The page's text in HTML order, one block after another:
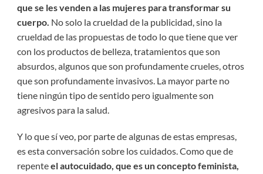
que se les venden a las mujeres para transformar su
cuerpo. No solo la crueldad de la publicidad, sino la
crueldad de las propuestas de todo lo que tiene que ver
con los productos de belleza, tratamientos que son
absurdos, algunos que son profundamente crueles, otros
que son profundamente invasivos. La mayor parte no
tiene ningún tipo de sentido pero igualmente son
agresivos para la salud.
Y lo que sí veo, por parte de algunas de estas empresas,
es esta conversación sobre los cuidados. Como que de
repenteel autocuidado, que es un concepto feminista,